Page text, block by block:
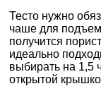
Тесто нужно
чаше для
получится
идеально
выбирать на 1,5
открытой